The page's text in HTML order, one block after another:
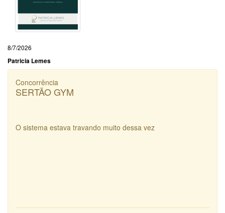
8/7/2026
Patricia Lemes
Concorrência
SERTÃO GYM
O sistema estava travando muito dessa vez